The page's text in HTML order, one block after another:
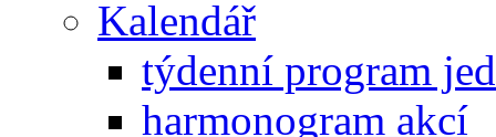
Kalendář
týdenní program
harmonogram akcí